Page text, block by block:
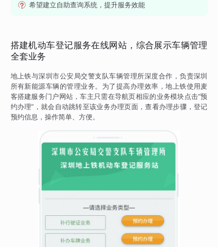
希望建立自助查询系统，提升服务效能
搭建机动车登记服务在线网站，综合展示车辆管理
全套业务
地上铁与深圳市公安局交警支队车辆管理所深度合作，负责深圳
所有新能源车辆的管理业务。为了提高办理效率，地上铁使用麦
客搭建服务门户网站，车主只需在导航页相应的业务模块点击“预
约办理”，就会自动跳转至该业务办理页面，查看办理步骤，登记
预约信息，操作简单、方便。